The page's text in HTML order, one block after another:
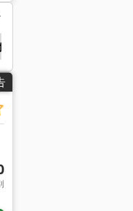
ーリング マシン